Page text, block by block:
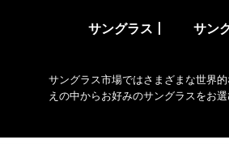
サングラス丨 サン
サングラス市場ではさまざまな世界
えの中からお好みのサングラスをお